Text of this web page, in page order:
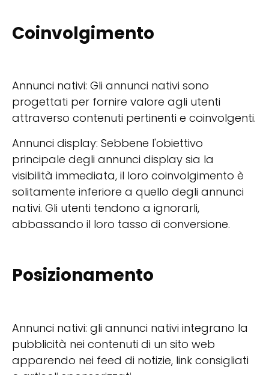
Coinvolgimento
Annunci nativi: Gli annunci nativi sono
progettati per fornire valore agli utenti
attraverso contenuti pertinenti e coinvolgenti.
Annunci display: Sebbene l'obiettivo
principale degli annunci display sia la
visibilità immediata, il loro coinvolgimento è
solitamente inferiore a quello degli annunci
nativi. Gli utenti tendono a ignorarli,
abbassando il loro tasso di conversione.
Posizionamento
Annunci nativi: gli annunci nativi integrano la
pubblicità nei contenuti di un sito web
apparendo nei feed di notizie, link consigliati